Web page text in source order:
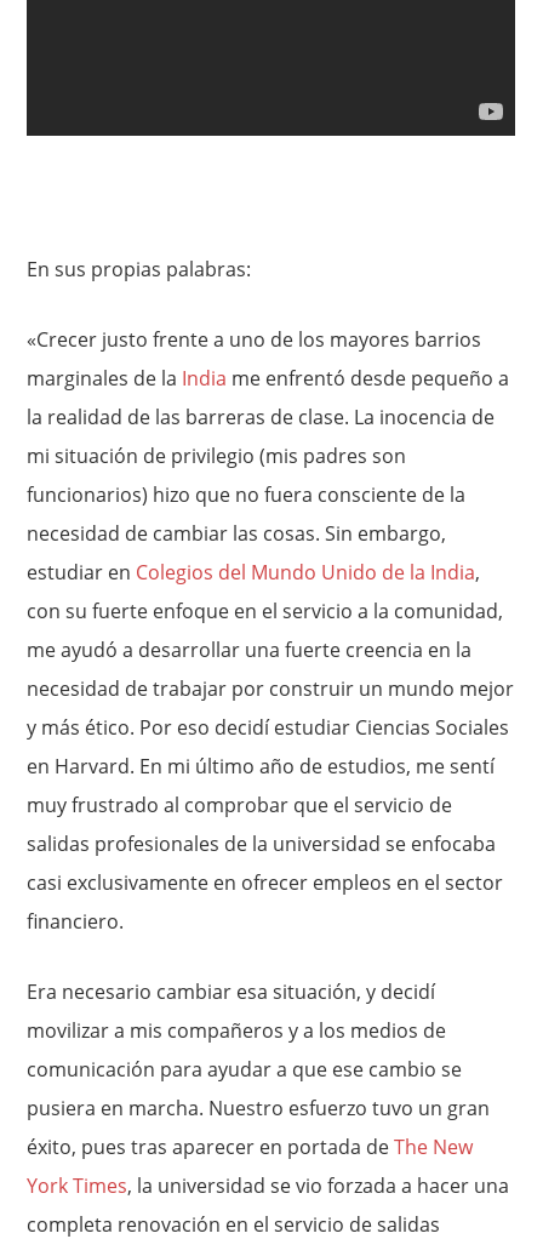
En sus propias palabras:
«Crecer justo frente a uno de los mayores barrios
marginales de la India me enfrentó desde pequeño a
la realidad de las barreras de clase. La inocencia de
mi situación de privilegio (mis padres son
funcionarios) hizo que no fuera consciente de la
necesidad de cambiar las cosas. Sin embargo,
estudiar en Colegios del Mundo Unido de la India,
con su fuerte enfoque en el servicio a la comunidad,
me ayudó a desarrollar una fuerte creencia en la
necesidad de trabajar por construir un mundo mejor
y más ético. Por eso decidí estudiar Ciencias Sociales
en Harvard. En mi último año de estudios, me sentí
muy frustrado al comprobar que el servicio de
salidas profesionales de la universidad se enfocaba
casi exclusivamente en ofrecer empleos en el sector
financiero.
Era necesario cambiar esa situación, y decidí
movilizar a mis compañeros y a los medios de
comunicación para ayudar a que ese cambio se
pusiera en marcha. Nuestro esfuerzo tuvo un gran
éxito, pues tras aparecer en portada deThe New
York Times, la universidad se vio forzada a hacer una
completa renovación en el servicio de salidas